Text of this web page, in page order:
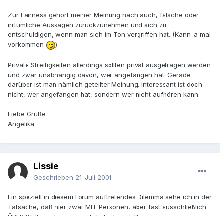
Zur Fairness gehört meiner Meinung nach auch, falsche oder
irrtümliche Aussagen zurückzunehmen und sich zu
entschuldigen, wenn man sich im Ton vergriffen hat. (Kann ja mal
vorkommen
).
Private Streitigkeiten allerdings sollten privat ausgetragen werden
und zwar unabhängig davon, wer angefangen hat. Gerade
darüber ist man nämlich geteilter Meinung. Interessant ist doch
nicht, wer angefangen hat, sondern wer nicht aufhören kann.
Liebe Grüße
Angelika
Lissie
Geschrieben 21. Juli 2001
Ein speziell in diesem Forum auftretendes Dilemma sehe ich in der
Tatsache, daß hier zwar MIT Personen, aber fast ausschließlich